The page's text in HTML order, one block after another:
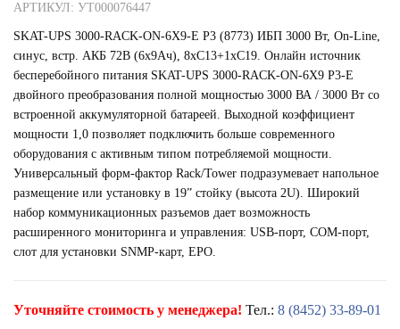
АРТИКУЛ: УТ000076447
SKAT-UPS 3000-RACK-ON-6X9-E P3 (8773) ИБП 3000 Вт, On-Line,
синус, встр. АКБ 72В (6x9Ач), 8хC13+1xC19. Онлайн источник
бесперебойного питания SKAT-UPS 3000-RACK-ON-6X9 P3-E
двойного преобразования полной мощностью 3000 ВА / 3000 Вт со
встроенной аккумуляторной батареей. Выходной коэффициент
мощности 1,0 позволяет подключить больше современного
оборудования с активным типом потребляемой мощности.
Универсальный форм-фактор Rack/Tower подразумевает напольное
размещение или установку в 19” стойку (высота 2U). Широкий
набор коммуникационных разъемов дает возможность
расширенного мониторинга и управления: USB-порт, COM-порт,
слот для установки SNMP-карт, EPO.
Уточняйте стоимость у менеджера! Тел.: 8 (8452) 33-89-01